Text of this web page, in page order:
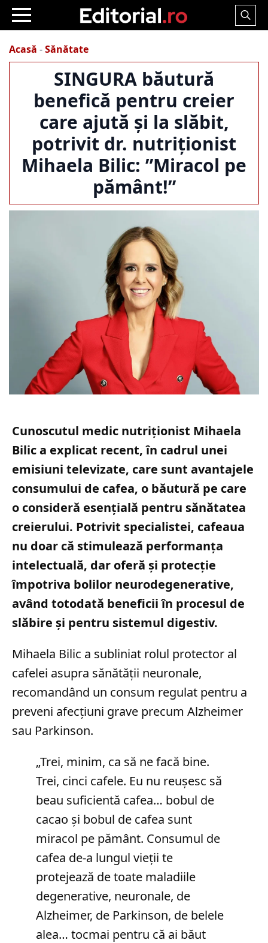
Search
Acasă -Sănătate
SINGURA băutură
benefică pentru creier
care ajută și la slăbit,
potrivit dr. nutriționist
Mihaela Bilic: ”Miracol pe
pământ!”
Cunoscutul medic nutriționist Mihaela
Bilic a explicat recent, în cadrul unei
emisiuni televizate, care sunt avantajele
consumului de cafea, o băutură pe care
o consideră esențială pentru sănătatea
creierului. Potrivit specialistei, cafeaua
nu doar că stimulează performanța
intelectuală, dar oferă și protecție
împotriva bolilor neurodegenerative,
având totodată beneficii în procesul de
slăbire și pentru sistemul digestiv.
Mihaela Bilic a subliniat rolul protector al
cafelei asupra sănătății neuronale,
recomandând un consum regulat pentru a
preveni afecțiuni grave precum Alzheimer
sau Parkinson.
„Trei, minim, ca să ne facă bine.
Trei, cinci cafele. Eu nu reuşesc să
beau suficientă cafea… bobul de
cacao şi bobul de cafea sunt
miracol pe pământ. Consumul de
cafea de-a lungul vieţii te
protejează de toate maladiile
degenerative, neuronale, de
Alzheimer, de Parkinson, de belele
alea… tocmai pentru că ai băut